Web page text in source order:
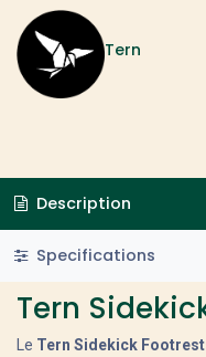
Tern
Description
Specifications
Tern
Le Tern Sidekick